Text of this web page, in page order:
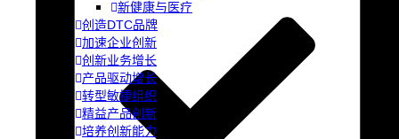
新健康与医疗
创造DTC品牌
加速企业创新
创新业务增长
产品驱动增长
转型敏捷组织
精益产品创新
培养创新能力